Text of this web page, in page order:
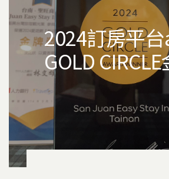
2024訂房平
GOLD